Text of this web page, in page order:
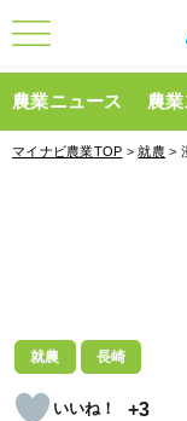
農業ニュース 農
マイナビ農業TOP >就農 >
就農 長崎
+3